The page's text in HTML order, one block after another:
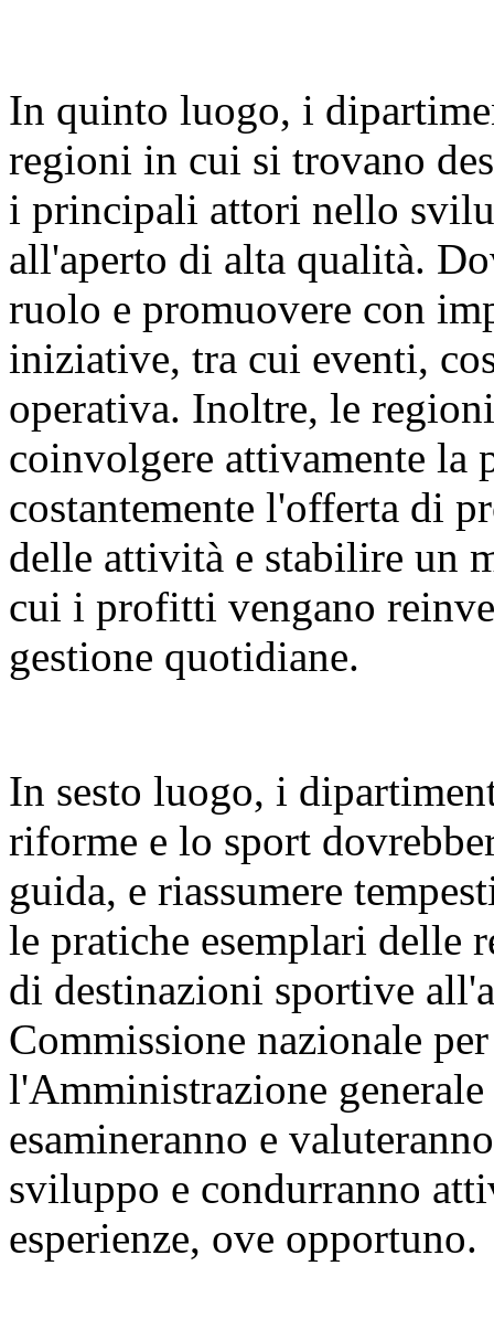
In quinto luogo, i
regioni in cui si trovano
i principali attori nello
all'aperto di alta qualità.
ruolo e promuovere con
iniziative, tra cui eventi,
operativa. Inoltre, le
coinvolgere attivamente la
costantemente l'offerta di
delle attività e stabilire un
cui i profitti vengano
gestione quotidiane.
In sesto luogo, i
riforme e lo sport
guida, e riassumere
le pratiche esemplari delle
di destinazioni sportive
Commissione nazionale
l'Amministrazione
esamineranno e
sviluppo e condurranno
esperienze, ove opportuno.